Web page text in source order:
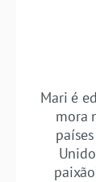
Mari é
mora